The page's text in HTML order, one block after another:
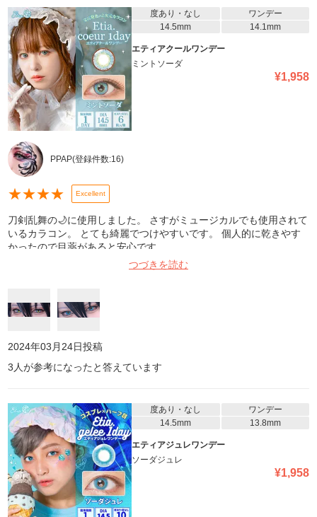
度あり・なし
ワンデー
14.5mm
14.1mm
エティアクールワンデー
ミントソーダ
¥1,958
PPAP(登録件数:16)
★★★★ Excellent
刀剣乱舞の🌙に使用しました。 さすがミュージカルでも使用されて
いるカラコン。 とても綺麗でつけやすいです。 個人的に乾きやす
かったので目薬があると安心です。
つづきを読む
2024年03月24日投稿
3 人が参考になったと答えています
度あり・なし
ワンデー
14.5mm
13.8mm
エティアジュレワンデー
ソーダジュレ
¥1,958